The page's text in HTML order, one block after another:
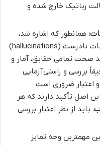
رباتیک خارج شده و
همانطور که اشاره شد،
هوش مصنوعی ممکن است اطلاعات نادرست (hallucinations)
صحت تمامی حقایق، آمار و
بررسی و راستی‌آزمایی
اعتبار ضروری است.
اصل تأکید دارند که هر
، باید از نظر اعتبار بررسی
مهمترین وجه تمایز